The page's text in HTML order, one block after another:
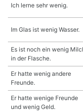
Ich lerne sehr wenig.
Im Glas ist wenig Wasser.
Es ist noch ein wenig
in der Flasche.
Er hatte wenig andere
Freunde.
Er hatte wenige Freunde
und wenig Geld.